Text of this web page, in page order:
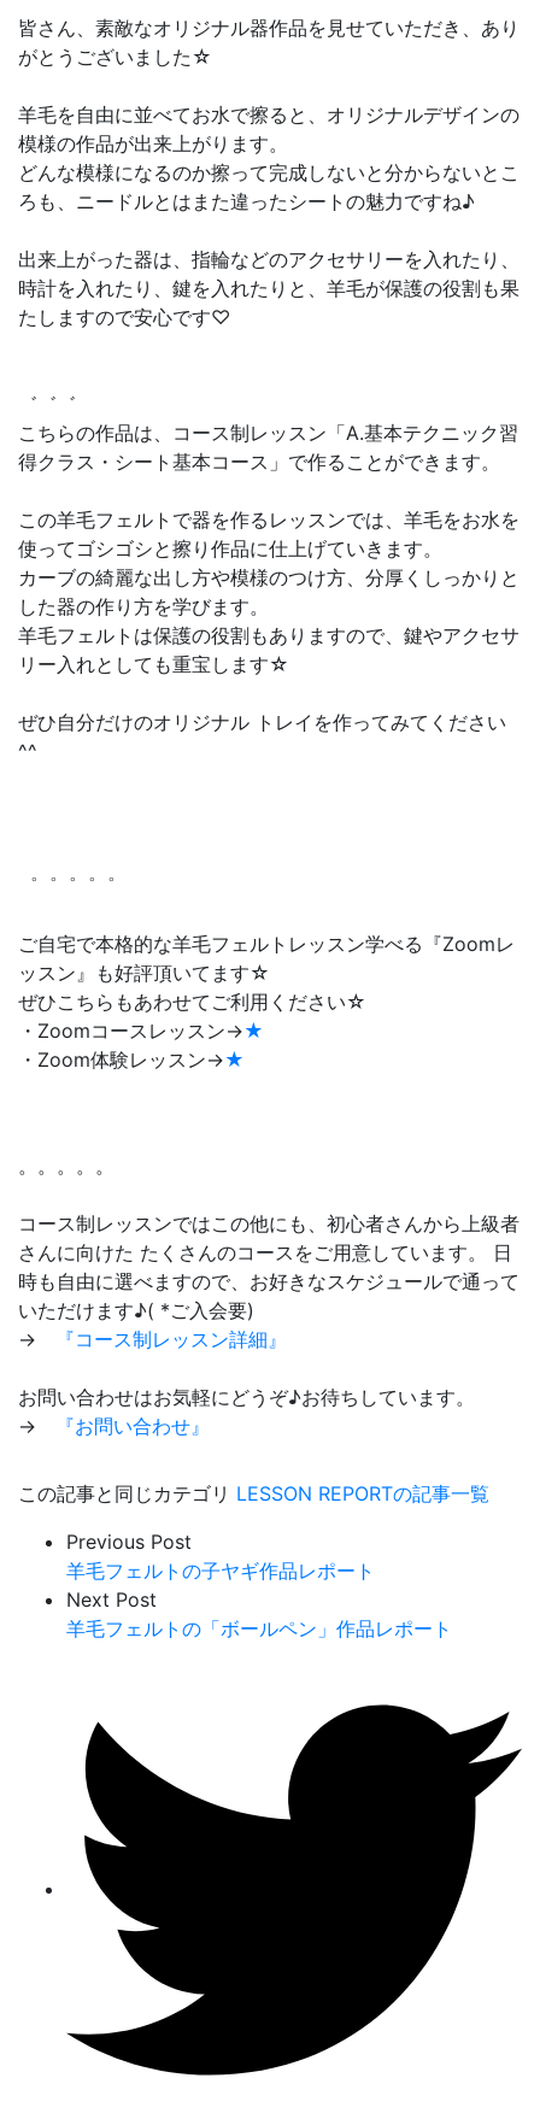
皆さん、素敵なオリジナル器作品を見せていただき、あり
がとうございました☆
羊毛を自由に並べてお水で擦ると、オリジナルデザインの
模様の作品が出来上がります。
どんな模様になるのか擦って完成しないと分からないとこ
ろも、ニードルとはまた違ったシートの魅力ですね♪
出来上がった器は、指輪などのアクセサリーを入れたり、
時計を入れたり、鍵を入れたりと、羊毛が保護の役割も果
たしますので安心です♡
゛゛゛
こちらの作品は、コース制レッスン「A.基本テクニック習
得クラス・シート基本コース」で作ることができます。
この羊毛フェルトで器を作るレッスンでは、羊毛をお水を
使ってゴシゴシと擦り作品に仕上げていきます。
カーブの綺麗な出し方や模様のつけ方、分厚くしっかりと
した器の作り方を学びます。
羊毛フェルトは保護の役割もありますので、鍵やアクセサ
リー入れとしても重宝します☆
ぜひ自分だけのオリジナル トレイを作ってみてください
^^
゜゜゜゜゜
ご自宅で本格的な羊毛フェルトレッスン学べる『Zoomレ
ッスン』も好評頂いてます☆
ぜひこちらもあわせてご利用ください☆
・Zoomコースレッスン→★
・Zoom体験レッスン→★
。。。。。
コース制レッスンではこの他にも、初心者さんから上級者
さんに向けた たくさんのコースをご用意しています。 日
時も自由に選べますので、お好きなスケジュールで通って
いただけます♪( *ご入会要)
→
『コース制レッスン詳細』
お問い合わせはお気軽にどうぞ♪お待ちしています。
→
『お問い合わせ』
この記事と同じカテゴリ LESSON REPORTの記事一覧
Previous Post
羊毛フェルトの子ヤギ作品レポート
Next Post
羊毛フェルトの「ボールペン」作品レポート